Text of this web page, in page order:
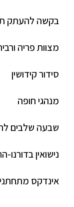
בקשה להעתק
מצוות פריה
סידור קידושין
מנהגי חופה
שבעה שלבים
נישואין בדורנו-
אינדקס